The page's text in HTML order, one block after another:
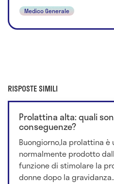
Medico Generale
RISPOSTE SIMILI
Prolattina alta: quali
conseguenze?
Buongiorno,la prolattina è
normalmente prodotto
funzione di stimolare la
donne dopo la